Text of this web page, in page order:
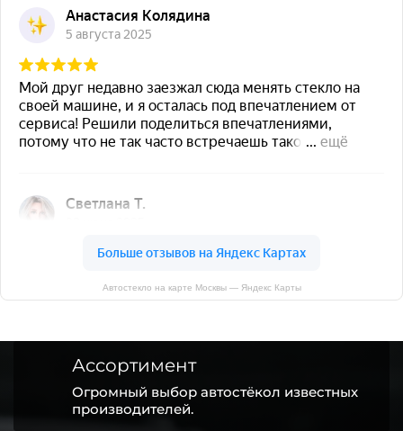
Автостекло на карте Москвы — Яндекс Карты
Ассортимент
Огромный выбор автостёкол известных
производителей.